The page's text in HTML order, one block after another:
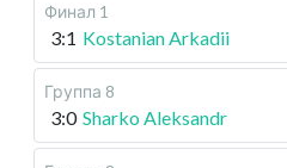
Финал 1
3:1 Kostanian Arkadii
Группа 8
3:0 Sharko Aleksandr